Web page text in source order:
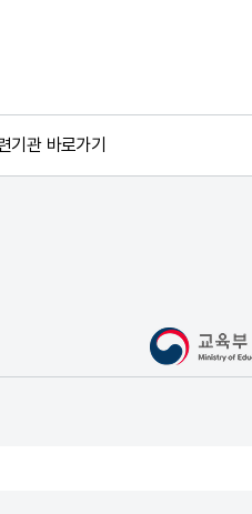
기관 바로가기